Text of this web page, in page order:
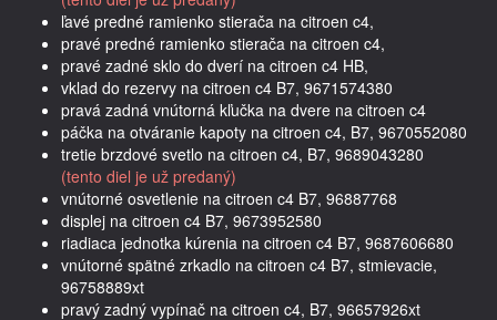
ľavé predné ramienko stierača na citroen c4,
pravé predné ramienko stierača na citroen c4,
pravé zadné sklo do dverí na citroen c4 HB,
vklad do rezervy na citroen c4 B7, 9671574380
pravá zadná vnútorná kľučka na dvere na citroen c4
páčka na otváranie kapoty na citroen c4, B7, 9670552080
tretie brzdové svetlo na citroen c4, B7, 9689043280
(tento diel je už predaný)
vnútorné osvetlenie na citroen c4 B7, 96887768
displej na citroen c4 B7, 9673952580
riadiaca jednotka kúrenia na citroen c4 B7, 9687606680
vnútorné spätné zrkadlo na citroen c4 B7, stmievacie,
96758889xt
pravý zadný vypínač na citroen c4, B7, 96657926xt